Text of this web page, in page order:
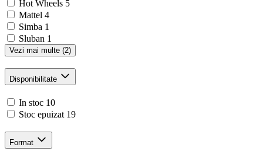
Hot Wheels 5
Mattel 4
Simba 1
Sluban 1
Vezi mai multe (2)
Disponibilitate
In stoc 10
Stoc epuizat 19
Format